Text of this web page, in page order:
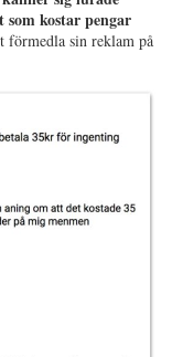
kostar pengar
sin reklam på